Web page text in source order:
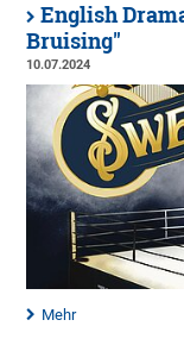
English
Bruising"
10.07.2024
Mehr